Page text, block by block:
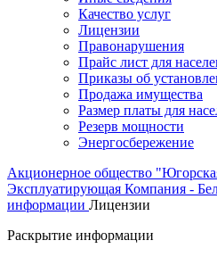
Качество услуг
Лицензии
Правонарушения
Прайс лист для
Приказы об
Продажа имущества
Размер платы для
Резерв мощности
Энергосбережение
Акционерное общество
Эксплуатирующая Компания -
информации Лицензии
Раскрытие информации